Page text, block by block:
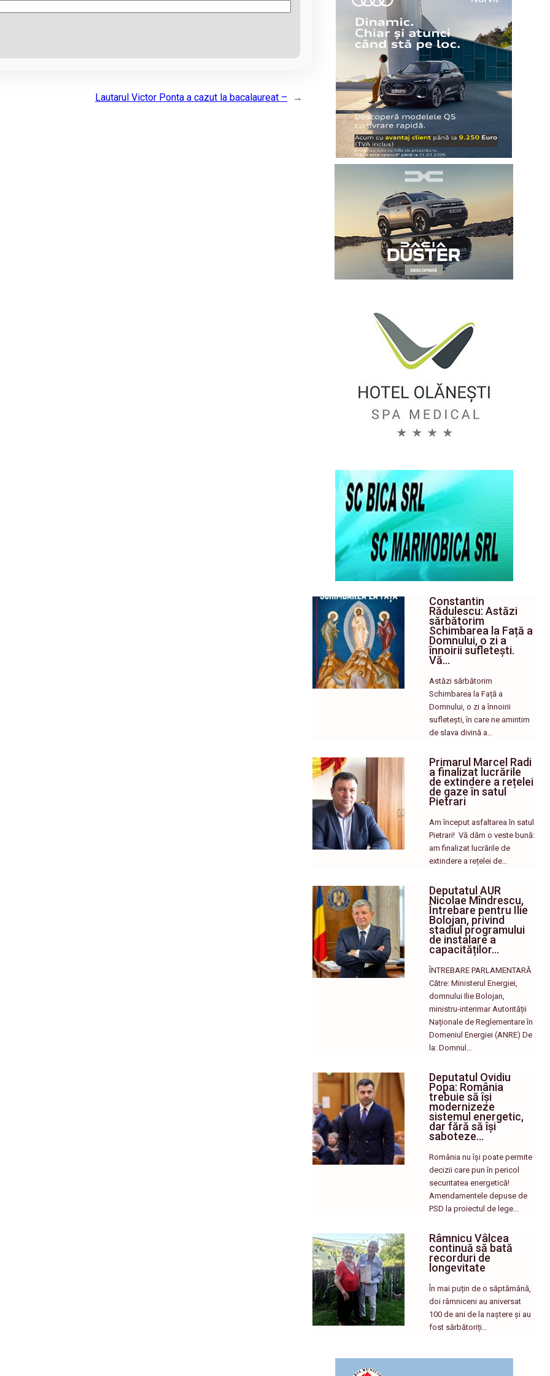
Lautarul Victor Ponta a cazut la bacalaureat – →
Constantin
Rădulescu: Astăzi
sărbătorim
Schimbarea la Față a
Domnului, o zi a
înnoirii sufletești.
Vă…
Astăzi sărbătorim
Schimbarea la Față a
Domnului, o zi a înnoirii
sufletești, în care ne amintim
de slava divină a…
Primarul Marcel Radi
a finalizat lucrările
de extindere a rețelei
de gaze în satul
Pietrari
Am început asfaltarea în satul
Pietrari! ​ Vă dăm o veste bună:
am finalizat lucrările de
extindere a rețelei de…
Deputatul AUR
Nicolae Mîndrescu,
Întrebare pentru Ilie
Bolojan, privind
stadiul programului
de instalare a
capacităților…
ÎNTREBARE PARLAMENTARĂ
Către: Ministerul Energiei,
domnului Ilie Bolojan,
ministru-interimar Autorității
Naționale de Reglementare în
Domeniul Energiei (ANRE) De
la: Domnul…
Deputatul Ovidiu
Popa: România
trebuie să își
modernizeze
sistemul energetic,
dar fără să își
saboteze…
România nu își poate permite
decizii care pun în pericol
securitatea energetică!
Amendamentele depuse de
PSD la proiectul de lege…
Râmnicu Vâlcea
continuă să bată
recorduri de
longevitate
În mai puțin de o săptămână,
doi râmniceni au aniversat
100 de ani de la naștere și au
fost sărbătoriți…